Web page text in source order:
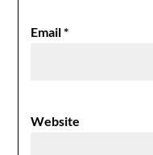
Email*
Website